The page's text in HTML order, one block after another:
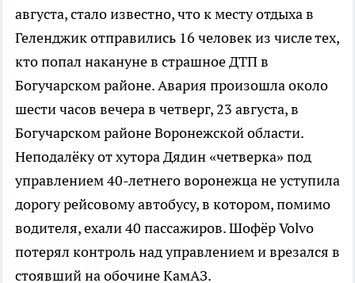
августа, стало известно, что к месту отдыха в
Геленджик отправились 16 человек из числе тех,
кто попал накануне в страшное ДТП в
Богучарском районе. Авария произошла около
шести часов вечера в четверг, 23 августа, в
Богучарском районе Воронежской области.
Неподалёку от хутора Дядин «четверка» под
управлением 40-летнего воронежца не уступила
дорогу рейсовому автобусу, в котором, помимо
водителя, ехали 40 пассажиров. Шофёр Volvo
потерял контроль над управлением и врезался в
стоявший на обочине КамАЗ.